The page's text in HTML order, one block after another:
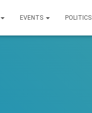
EVENTS POLITICS